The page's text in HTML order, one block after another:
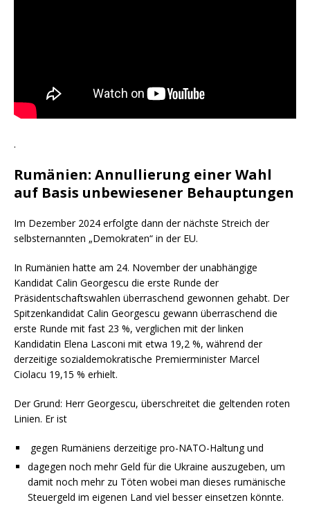
.
Rumänien: Annullierung einer Wahl
auf Basis unbewiesener Behauptungen
Im Dezember 2024 erfolgte dann der nächste Streich der
selbsternannten „Demokraten“ in der EU.
In Rumänien hatte am 24. November der unabhängige
Kandidat Calin Georgescu die erste Runde der
Präsidentschaftswahlen überraschend gewonnen gehabt. Der
Spitzenkandidat Calin Georgescu gewann überraschend die
erste Runde mit fast 23 %, verglichen mit der linken
Kandidatin Elena Lasconi mit etwa 19,2 %, während der
derzeitige sozialdemokratische Premierminister Marcel
Ciolacu 19,15 % erhielt.
Der Grund: Herr Georgescu, überschreitet die geltenden roten
Linien. Er ist
gegen Rumäniens derzeitige pro-NATO-Haltung und
dagegen noch mehr Geld für die Ukraine auszugeben, um
damit noch mehr zu Töten wobei man dieses rumänische
Steuergeld im eigenen Land viel besser einsetzen könnte.